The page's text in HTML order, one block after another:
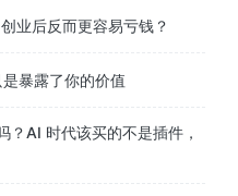
业后反而更容易亏钱？
暴露了你的价值
AI 时代该买的不是插件，